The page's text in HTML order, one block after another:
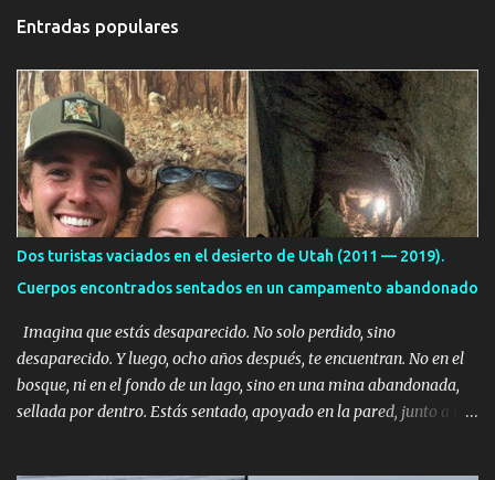
t
r
i
o
s
Entradas populares
Dos turistas vaciados en el desierto de Utah (2011 — 2019).
Cuerpos encontrados sentados en un campamento abandonado
Imagina que estás desaparecido. No solo perdido, sino
desaparecido. Y luego, ocho años después, te encuentran. No en el
bosque, ni en el fondo de un lago, sino en una mina abandonada,
sellada por dentro. Estás sentado, apoyado en la pared, junto a tu